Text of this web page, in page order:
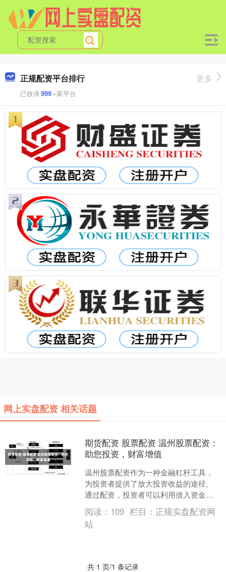
正规配资平台排行
已收录999+家平台
更多
网上实盘配资 相关话题
期货配资 股票配资 温州股票配资：
助您投资，财富增值
温州股票配资作为一种金融杠杆工具，
为投资者提供了放大投资收益的途径。
通过配资，投资者可以利用借入资金扩
大投资规模，从而提升潜在收益。 * **放
大收益：**杠杆....
阅读： 109 栏目： 正规实盘配资网
站
共 1 页/1 条记录